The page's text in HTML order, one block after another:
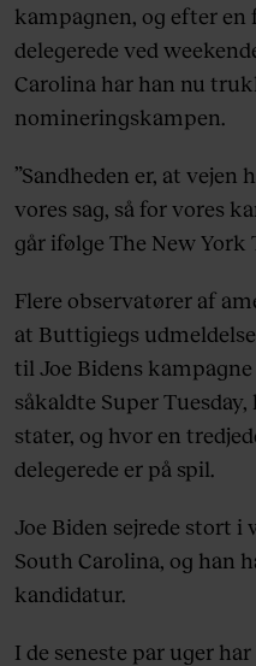
kampagnen, og efter en
delegerede ved
Carolina har han nu
nomineringskampen.
”Sandheden er, at
vores sag, så for vores
går ifølge The New York
Flere observatører af
at Buttigiegs
til Joe Bidens
såkaldte Super
stater, og hvor en
delegerede er på spil.
Joe Biden sejrede stort
South Carolina, og han
kandidatur.
I de seneste par uger